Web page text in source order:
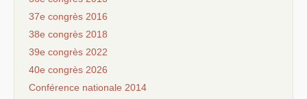
37e congrès 2016
38e congrès 2018
39e congrès 2022
40e congrès 2026
Conférence nationale 2014